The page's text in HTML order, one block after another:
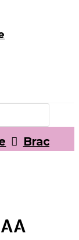
Bracelet